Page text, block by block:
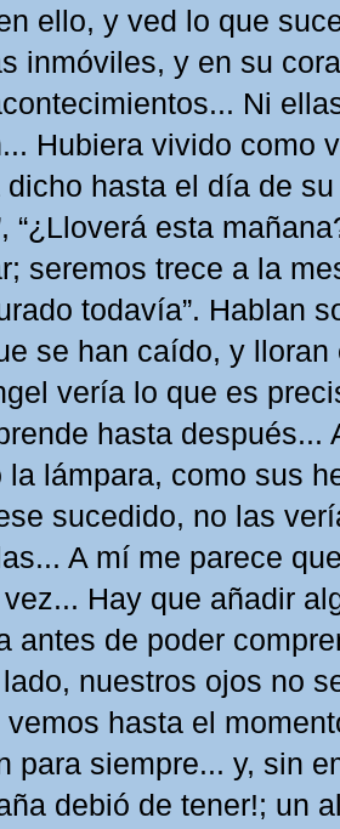
ello, y ved lo que
inmóviles, y en su
Ni
Hubiera vivido como
dicho hasta el día de su
“¿Lloverá esta
seremos trece a la
todavía”. Hablan
se han caído, y lloran
vería lo que es
hasta después...
la lámpara, como sus
sucedido, no las
A mí me parece
Hay que añadir
antes de poder
nuestros ojos no
hasta el
para siempre... y, sin
debió de tener!; un